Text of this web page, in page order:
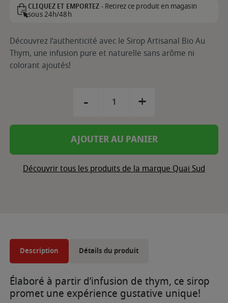
CLIQUEZ ET EMPORTEZ -Retirez ce produit en magasin
sous 24h/48h
Découvrez l’authenticité avec le Sirop Artisanal Bio Au
Thym, une infusion pure et naturelle sans arôme ni
colorant ajoutés!
- +
AJOUTER AU PANIER
Découvrir tous les produits de la marque Quai Sud
Description Détails du produit
Élaboré à partir d’infusion de thym, ce sirop
promet une expérience gustative unique!